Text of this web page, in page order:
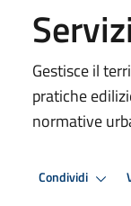
Gestisce il
pratiche
normative
Condividi